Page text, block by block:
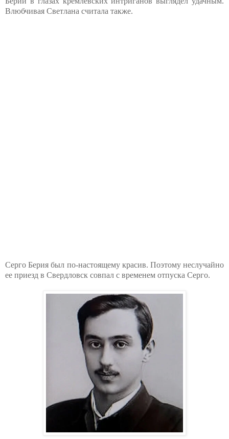
Влюбчивая Светлана считала также.
Серго Берия был по-настоящему красив. Поэтому неслучайно
ее приезд в Свердловск совпал с временем отпуска Серго.